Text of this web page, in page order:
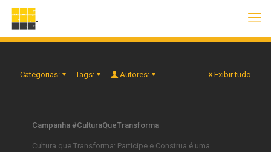
Categorias: Tags: Autores: Exibir tudo
Campanha #CulturaQueTransforma
Cultura que Transforma: Participe e Construa é uma